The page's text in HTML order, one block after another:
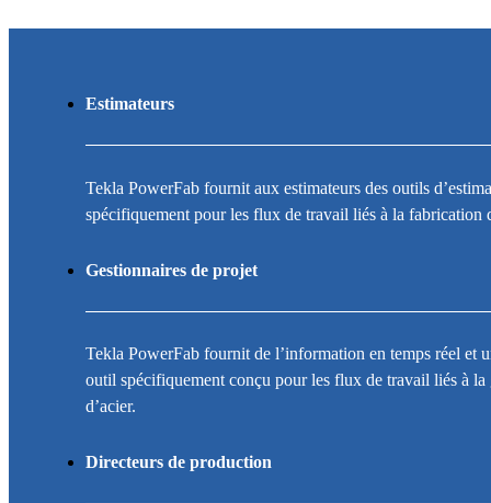
Estimateurs
Tekla PowerFab fournit aux estimateurs des outils
spécifiquement pour les flux de travail liés à la fabrication
Gestionnaires de projet
Tekla PowerFab fournit de l’information en temps réel et
outil spécifiquement conçu pour les flux de travail liés à
d’acier.
Directeurs de production